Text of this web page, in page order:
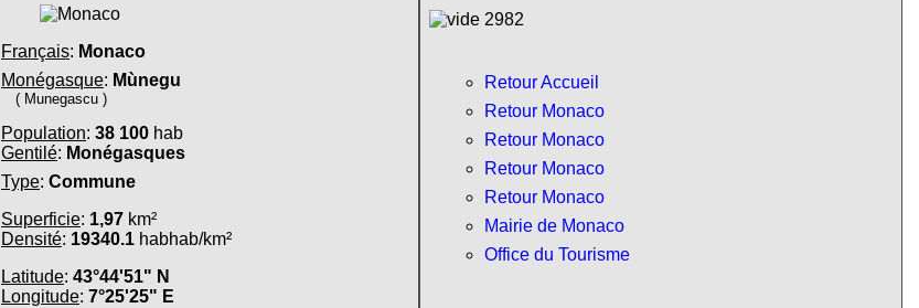
Français: Monaco
Monégasque: Mùnegu
( Munegascu )
Population: 38 100 hab
Gentilé: Monégasques
Type: Commune
Superficie: 1,97 km²
Densité: 19340.1 habhab/km²
Latitude: 43°44'51" N
Longitude: 7°25'25" E
Retour Accueil
Retour Monaco
Retour Monaco
Retour Monaco
Retour Monaco
Mairie de Monaco
Office du Tourisme